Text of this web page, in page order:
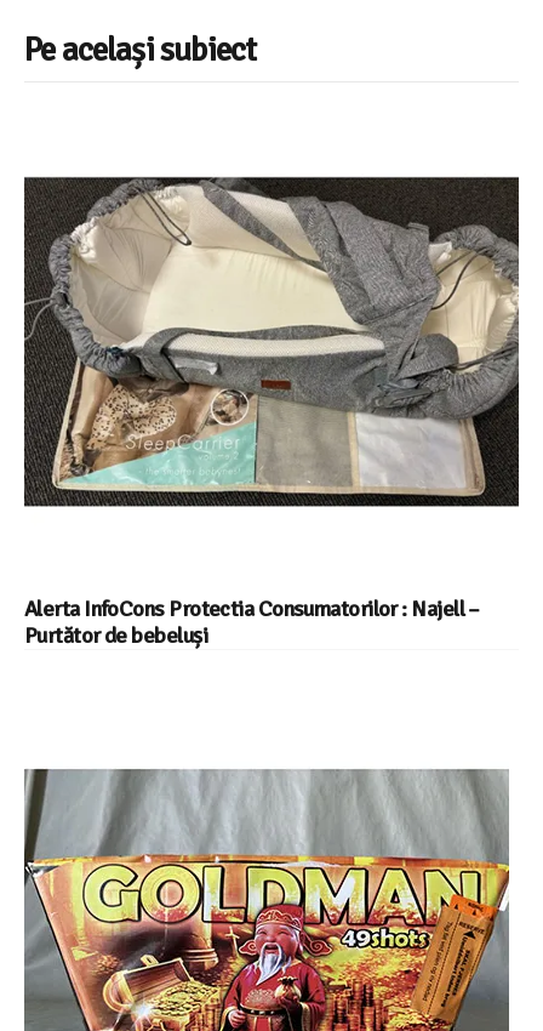
Pe același subiect
Alerta InfoCons Protectia Consumatorilor : Najell –
Purtător de bebeluși